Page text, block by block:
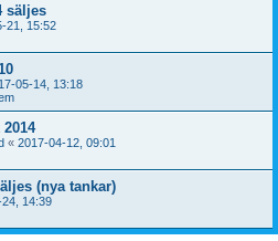
säljes
21, 15:52
05-14, 13:18
« 2017-04-12, 09:01
(nya tankar)
14:39